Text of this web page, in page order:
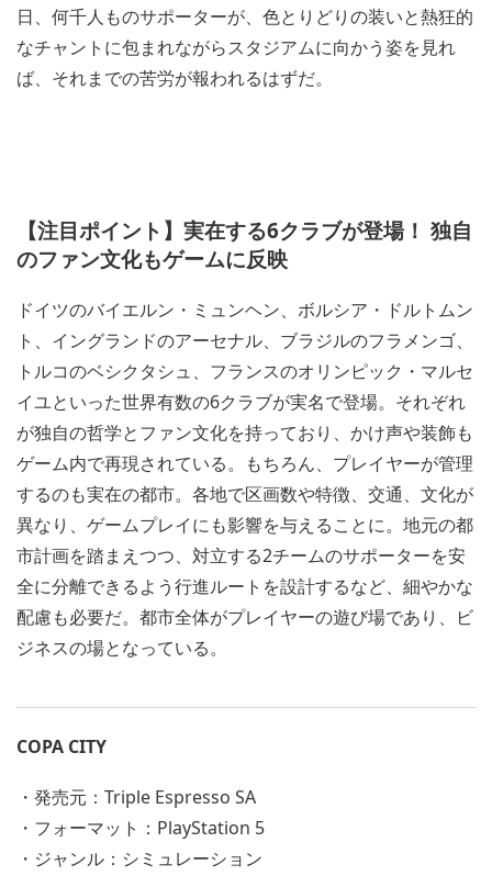
日、何千人ものサポーターが、色とりどりの装いと熱狂的
なチャントに包まれながらスタジアムに向かう姿を見れ
ば、それまでの苦労が報われるはずだ。
【注目ポイント】実在する6クラブが登場！ 独自
のファン文化もゲームに反映
ドイツのバイエルン・ミュンヘン、ボルシア・ドルトムン
ト、イングランドのアーセナル、ブラジルのフラメンゴ、
トルコのベシクタシュ、フランスのオリンピック・マルセ
イユといった世界有数の6クラブが実名で登場。それぞれ
が独自の哲学とファン文化を持っており、かけ声や装飾も
ゲーム内で再現されている。もちろん、プレイヤーが管理
するのも実在の都市。各地で区画数や特徴、交通、文化が
異なり、ゲームプレイにも影響を与えることに。地元の都
市計画を踏まえつつ、対立する2チームのサポーターを安
全に分離できるよう行進ルートを設計するなど、細やかな
配慮も必要だ。都市全体がプレイヤーの遊び場であり、ビ
ジネスの場となっている。
COPA CITY
・発売元：Triple Espresso SA
・フォーマット：PlayStation 5
・ジャンル：シミュレーション